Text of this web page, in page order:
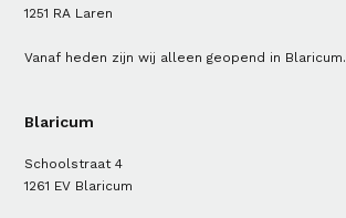
1251 RA Laren
Vanaf heden zijn wij alleen geopend in Blaricum.
Blaricum
Schoolstraat 4
1261 EV Blaricum